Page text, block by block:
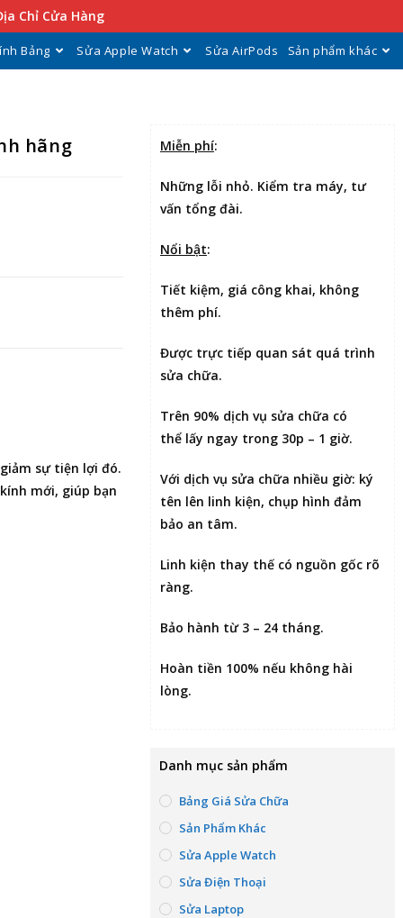
Chỉ Cửa Hàng
Bảng Sửa Apple Watch Sửa AirPods Sản phẩm khác
hãng
sự tiện lợi đó.
mới, giúp bạn
Miễn phí:
Những lỗi nhỏ. Kiểm tra máy, tư
vấn tổng đài.
Nổi bật:
Tiết kiệm, giá công khai, không
thêm phí.
Được trực tiếp quan sát quá trình
sửa chữa.
Trên 90% dịch vụ sửa chữa có
thể lấy ngay trong 30p – 1 giờ.
Với dịch vụ sửa chữa nhiều giờ: ký
tên lên linh kiện, chụp hình đảm
bảo an tâm.
Linh kiện thay thế có nguồn gốc rõ
ràng.
Bảo hành từ 3 – 24 tháng.
Hoàn tiền 100% nếu không hài
lòng.
Danh mục sản phẩm
Bảng Giá Sửa Chữa
Sản Phẩm Khác
Sửa Apple Watch
Sửa Điện Thoại
Sửa Laptop